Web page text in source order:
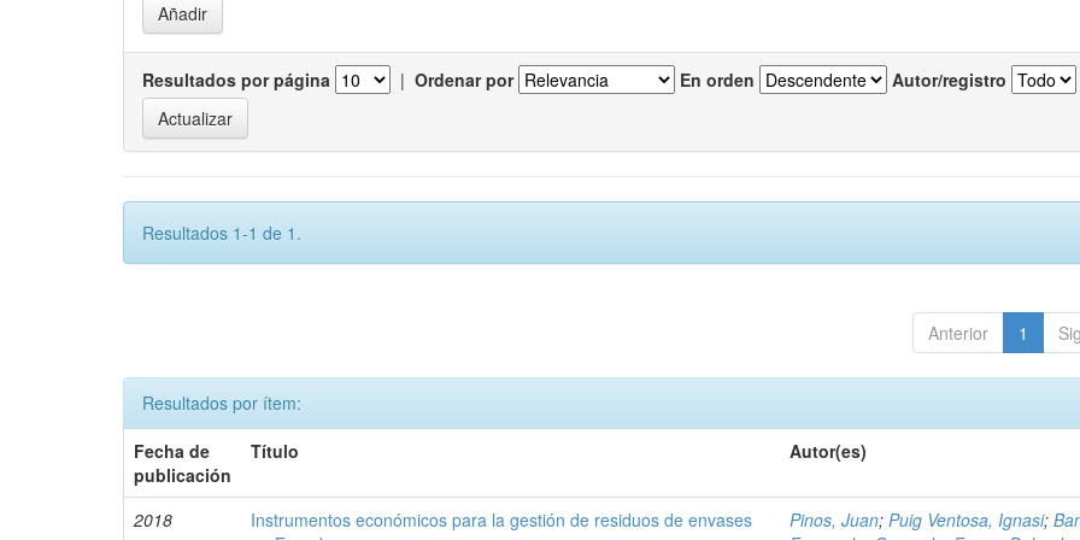
Resultados por página | Ordenar por En orden Autor/registro
Resultados 1-1 de 1.
Anterior 1
Resultados por ítem:
Fecha de
publicación
Título Autor(es)
2018
Instrumentos económicos para la gestión de residuos de envases
Pinos, Juan;Puig Ventosa, Ignasi;